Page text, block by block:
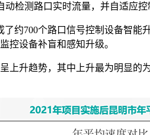
检测路口实时流量，并自适应
约700个路口信号控制设备智
控设备补盲和感知升级。
上升趋势，其中上升最为明显